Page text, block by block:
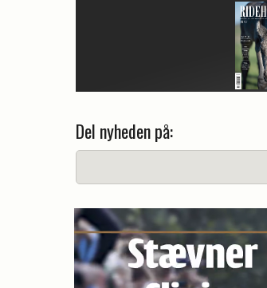
Del nyheden på: